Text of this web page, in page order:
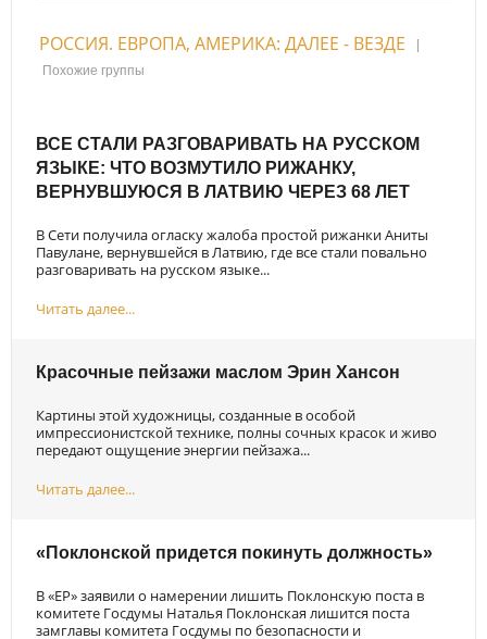
РОССИЯ. ЕВРОПА, АМЕРИКА: ДАЛЕЕ - ВЕЗДЕ
|
Похожие группы
ВСЕ СТАЛИ РАЗГОВАРИВАТЬ НА РУССКОМ
ЯЗЫКЕ: ЧТО ВОЗМУТИЛО РИЖАНКУ,
ВЕРНУВШУЮСЯ В ЛАТВИЮ ЧЕРЕЗ 68 ЛЕТ
В Сети получила огласку жалоба простой рижанки Аниты
Павулане, вернувшейся в Латвию, где все стали повально
разговаривать на русском языке...
Читать далее...
Красочные пейзажи маслом Эрин Хансон
Картины этой художницы, созданные в особой
импрессионистской технике, полны сочных красок и живо
передают ощущение энергии пейзажа...
Читать далее...
«Поклонской придется покинуть должность»
В «ЕР» заявили о намерении лишить Поклонскую поста в
комитете Госдумы Наталья Поклонская лишится поста
замглавы комитета Госдумы по безопасности и